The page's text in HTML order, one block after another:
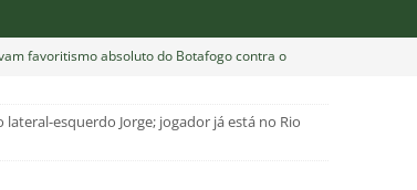
favoritismo absoluto do Botafogo contra o
do tempo indica noite quente e abafada
esquerdo Jorge; jogador já está no Rio